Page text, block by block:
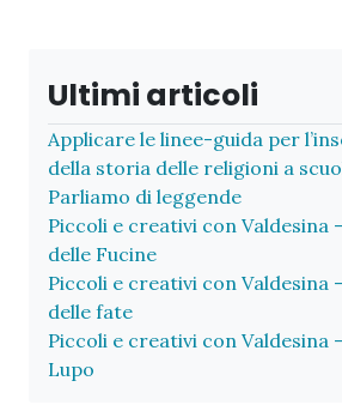
Ultimi articoli
Applicare le linee-guida per
della storia delle religioni a
Parliamo di leggende
Piccoli e creativi con Valdesina
delle Fucine
Piccoli e creativi con Valdesina
delle fate
Piccoli e creativi con Valdesina
Lupo